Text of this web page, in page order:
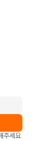
주세요.